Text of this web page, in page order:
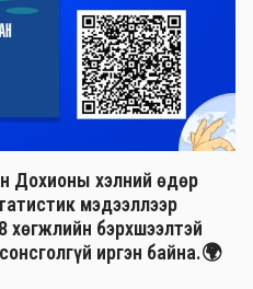
Дохионы хэлний өдөр
мэдээллээр
хөгжлийн бэрхшээлтэй
иргэн байна.🌍